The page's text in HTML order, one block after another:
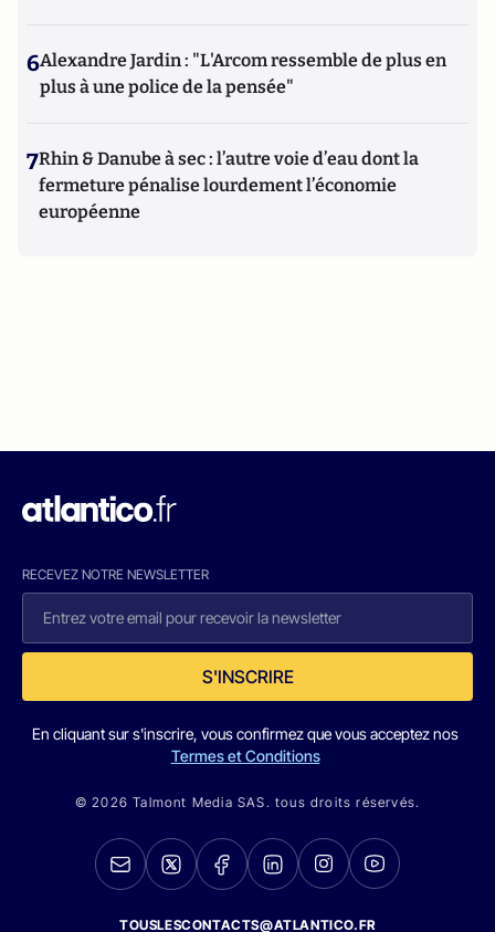
6Alexandre Jardin : "L'Arcom ressemble de plus en
plus à une police de la pensée"
7Rhin & Danube à sec : l’autre voie d’eau dont la
fermeture pénalise lourdement l’économie
européenne
RECEVEZ NOTRE NEWSLETTER
S'INSCRIRE
En cliquant sur s'inscrire, vous confirmez que vous acceptez nos
Termes et Conditions
© 2026 Talmont Media SAS. tous droits réservés.
TOUSLESCONTACTS@ATLANTICO.FR